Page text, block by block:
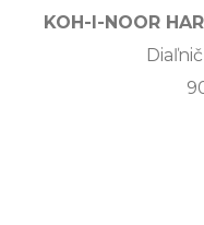
KOH-I-NOOR